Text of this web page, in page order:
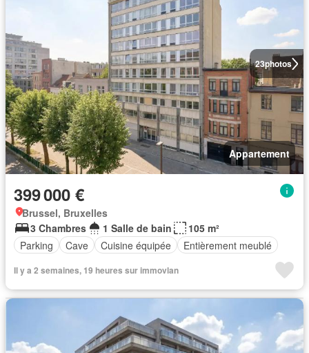
23photos
Appartement
399 000 €
Brussel, Bruxelles
3 Chambres
1 Salle de bain
105 m²
Parking
Cave Cuisine équipée Entièrement meublé
Il y a 2 semaines, 19 heures sur immovlan